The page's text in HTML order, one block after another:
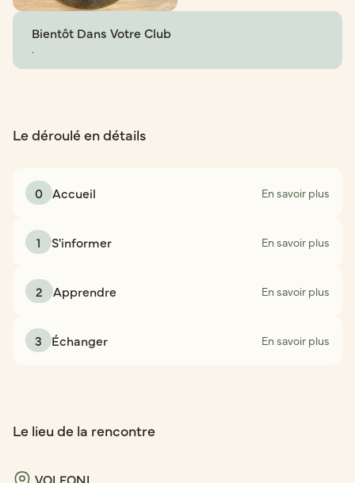
Bientôt Dans Votre Club
.
Le déroulé en détails
0 Accueil En savoir plus
1 S'informer En savoir plus
2 Apprendre En savoir plus
3 Échanger En savoir plus
Le lieu de la rencontre
VOLFONI